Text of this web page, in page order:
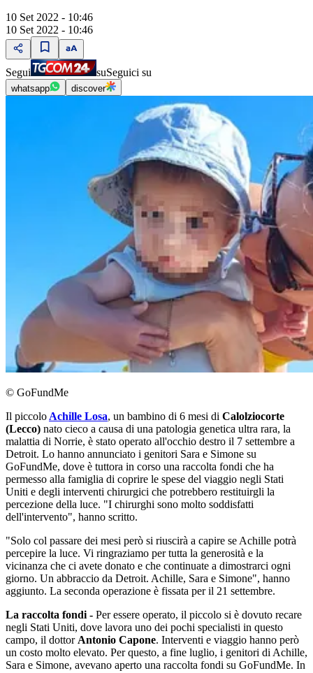
10 Set 2022 - 10:46
10 Set 2022 - 10:46
Segui suSeguici su
whatsapp discover
© GoFundMe
Il piccolo Achille Losa, un bambino di 6 mesi di Calolziocorte
(Lecco) nato cieco a causa di una patologia genetica ultra rara, la
malattia di Norrie, è stato operato all'occhio destro il 7 settembre a
Detroit. Lo hanno annunciato i genitori Sara e Simone su
GoFundMe, dove è tuttora in corso una raccolta fondi che ha
permesso alla famiglia di coprire le spese del viaggio negli Stati
Uniti e degli interventi chirurgici che potrebbero restituirgli la
percezione della luce. "I chirurghi sono molto soddisfatti
dell'intervento", hanno scritto.
"Solo col passare dei mesi però si riuscirà a capire se Achille potrà
percepire la luce. Vi ringraziamo per tutta la generosità e la
vicinanza che ci avete donato e che continuate a dimostrarci ogni
giorno. Un abbraccio da Detroit. Achille, Sara e Simone", hanno
aggiunto. La seconda operazione è fissata per il 21 settembre.
La raccolta fondi - Per essere operato, il piccolo si è dovuto recare
negli Stati Uniti, dove lavora uno dei pochi specialisti in questo
campo, il dottor Antonio Capone. Interventi e viaggio hanno però
un costo molto elevato. Per questo, a fine luglio, i genitori di Achille,
Sara e Simone, avevano aperto una raccolta fondi su GoFundMe. In